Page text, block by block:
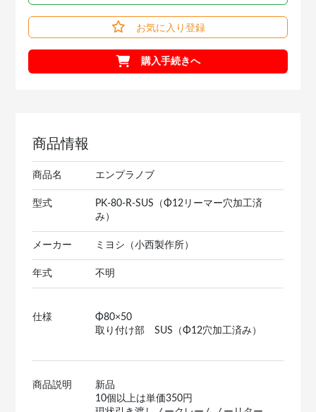
お気に入り登録
購入手続きへ
商品情報
商品名 エンプラノブ
型式
PK-80-R-SUS（Φ12リーマー穴加工済
み）
メーカー ミヨシ（小西製作所）
年式 不明
仕様
Φ80×50
取り付け部 SUS（Φ12穴加工済み）
商品説明
新品
10個以上は単価350円